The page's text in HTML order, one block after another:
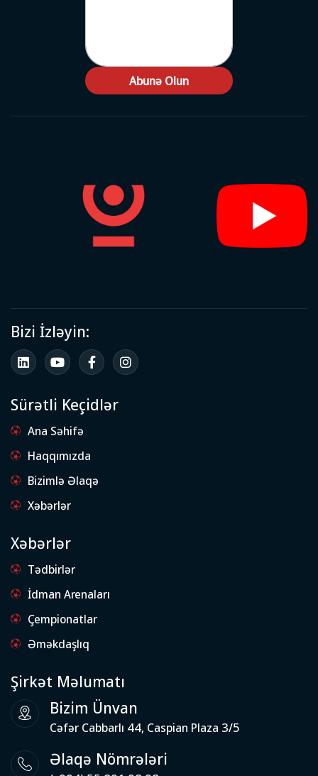
Abunə Olun
Bizi İzləyin:
Sürətli Keçidlər
Ana Səhifə
Haqqımızda
Bizimlə Əlaqə
Xəbərlər
Xəbərlər
Tədbirlər
İdman Arenaları
Çempionatlar
Əməkdaşlıq
Şirkət Məlumatı
Bizim Ünvan
Cəfər Cabbarlı 44, Caspian Plaza 3/5
Əlaqə Nömrələri